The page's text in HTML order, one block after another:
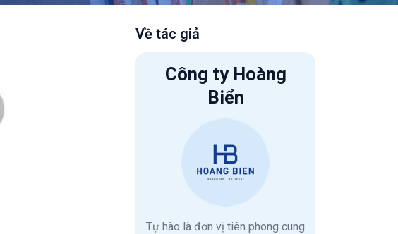
Về tác giả
Công ty Hoàng
Biển
Tự hào là đơn vị tiên phong cung